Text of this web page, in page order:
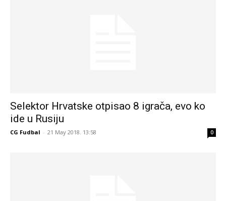
Selektor Hrvatske otpisao 8 igrača, evo ko
ide u Rusiju
CG Fudbal - 21 May 2018. 13:58 0